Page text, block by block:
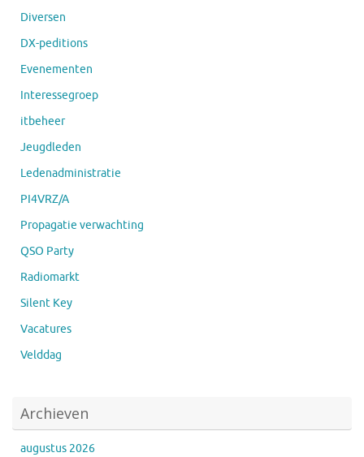
Diversen
DX-peditions
Evenementen
Interessegroep
itbeheer
Jeugdleden
Ledenadministratie
PI4VRZ/A
Propagatie verwachting
QSO Party
Radiomarkt
Silent Key
Vacatures
Velddag
Archieven
augustus 2026